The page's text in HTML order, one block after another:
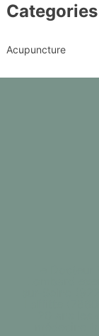
Categories
Acupuncture